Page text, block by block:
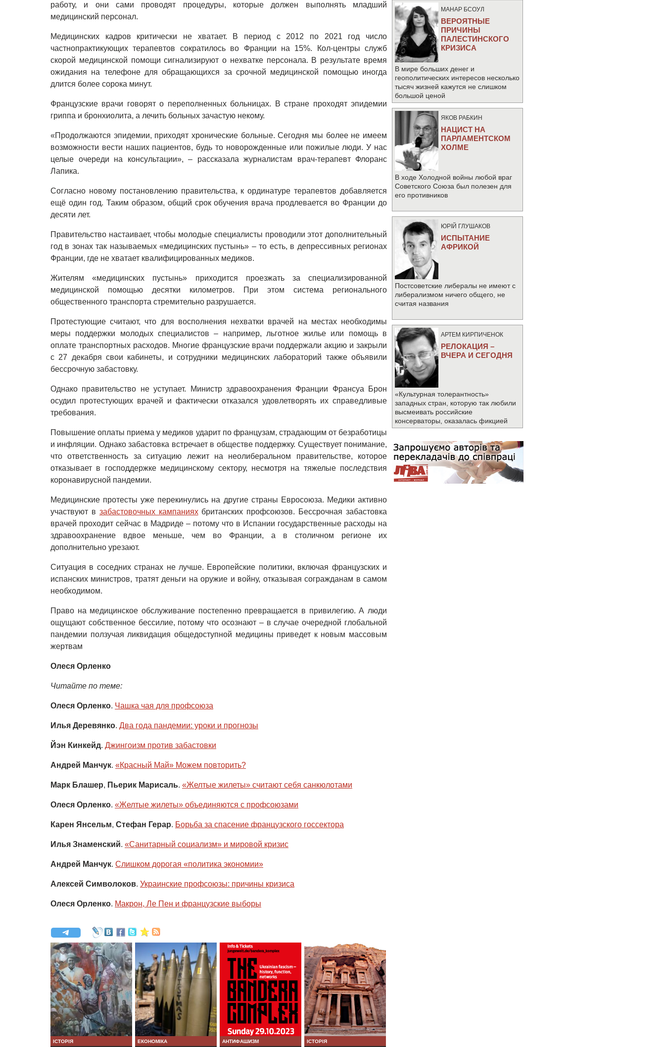
работу, и они сами проводят процедуры, которые должен выполнять младший
медицинский персонал.
Медицинских кадров критически не хватает. В период с 2012 по 2021 год число
частнопрактикующих терапевтов сократилось во Франции на 15%. Кол-центры служб
скорой медицинской помощи сигнализируют о нехватке персонала. В результате время
ожидания на телефоне для обращающихся за срочной медицинской помощью иногда
длится более сорока минут.
Французские врачи говорят о переполненных больницах. В стране проходят эпидемии
гриппа и бронхиолита, а лечить больных зачастую некому.
«Продолжаются эпидемии, приходят хронические больные. Сегодня мы более не имеем
возможности вести наших пациентов, будь то новорожденные или пожилые люди. У нас
целые очереди на консультации», – рассказала журналистам врач-терапевт Флоранс
Лапика.
Согласно новому постановлению правительства, к ординатуре терапевтов добавляется
ещё один год. Таким образом, общий срок обучения врача продлевается во Франции до
десяти лет.
Правительство настаивает, чтобы молодые специалисты проводили этот дополнительный
год в зонах так называемых «медицинских пустынь» – то есть, в депрессивных регионах
Франции, где не хватает квалифицированных медиков.
Жителям «медицинских пустынь» приходится проезжать за специализированной
медицинской помощью десятки километров. При этом система регионального
общественного транспорта стремительно разрушается.
Протестующие считают, что для восполнения нехватки врачей на местах необходимы
меры поддержки молодых специалистов – например, льготное жилье или помощь в
оплате транспортных расходов. Многие французские врачи поддержали акцию и закрыли
с 27 декабря свои кабинеты, и сотрудники медицинских лабораторий также объявили
бессрочную забастовку.
Однако правительство не уступает. Министр здравоохранения Франции Франсуа Брон
осудил протестующих врачей и фактически отказался удовлетворять их справедливые
требования.
Повышение оплаты приема у медиков ударит по французам, страдающим от безработицы
и инфляции. Однако забастовка встречает в обществе поддержку. Существует понимание,
что ответственность за ситуацию лежит на неолиберальном правительстве, которое
отказывает в господдержке медицинскому сектору, несмотря на тяжелые последствия
коронавирусной пандемии.
Медицинские протесты уже перекинулись на другие страны Евросоюза. Медики активно
участвуют в забастовочных кампанияхбританских профсоюзов. Бессрочная забастовка
врачей проходит сейчас в Мадриде – потому что в Испании государственные расходы на
здравоохранение вдвое меньше, чем во Франции, а в столичном регионе их
дополнительно урезают.
Ситуация в соседних странах не лучше. Европейские политики, включая французских и
испанских министров, тратят деньги на оружие и войну, отказывая согражданам в самом
необходимом.
Право на медицинское обслуживание постепенно превращается в привилегию. А люди
ощущают собственное бессилие, потому что осознают – в случае очередной глобальной
пандемии ползучая ликвидация общедоступной медицины приведет к новым массовым
жертвам
Олеся Орленко
Читайте по теме:
Олеся Орленко. Чашка чая для профсоюза
Илья Деревянко. Два года пандемии: уроки и прогнозы
Йэн Кинкейд. Джингоизм против забастовки
Андрей Манчук. «Красный Май» Можем повторить?
Марк Блашер, Пьерик Марисаль. «Желтые жилеты» считают себя санкюлотами
Олеся Орленко. «Желтые жилеты» объединяются с профсоюзами
Карен Янсельм, Стефан Герар. Борьба за спасение французского госсектора
Илья Знаменский. «Санитарный социализм» и мировой кризис
Андрей Манчук. Слишком дорогая «политика экономии»
Алексей Символоков. Украинские профсоюзы: причины кризиса
Олеся Орленко. Макрон, Ле Пен и французские выборы
ІСТОРІЯ ЕКОНОМІКА АНТИФАШИЗМ ІСТОРІЯ
МАНАР БСОУЛ
ВЕРОЯТНЫЕ
ПРИЧИНЫ
ПАЛЕСТИНСКОГО
КРИЗИСА
В мире больших денег и
геополитических интересов несколько
тысяч жизней кажутся не слишком
большой ценой
ЯКОВ РАБКИН
НАЦИСТ НА
ПАРЛАМЕНТСКОМ
ХОЛМЕ
В ходе Холодной войны любой враг
Советского Союза был полезен для
его противников
ЮРIЙ ГЛУШАКОВ
ИСПЫТАНИЕ
АФРИКОЙ
Постсоветские либералы не имеют с
либерализмом ничего общего, не
считая названия
АРТЕМ КИРПИЧЕНОК
РЕЛОКАЦИЯ –
ВЧЕРА И СЕГОДНЯ
«Культурная толерантность»
западных стран, которую так любили
высмеивать российские
консерваторы, оказалась фикцией